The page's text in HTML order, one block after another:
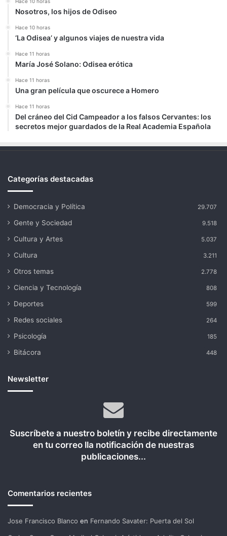
Nosotros, los hijos de Odiseo
Hace 10 horas
‘La Odisea’ y algunos viajes de nuestra vida
Hace 11 horas
María José Solano: Odisea erótica
Hace 11 horas
Una gran película que oscurece a Homero
Hace 11 horas
Del cráneo del Cid Campeador a los falsos Cervantes: los
secretos mejor guardados de la Real Academia Española
Categorías destacadas
Democracia y Política 29.707
Gente y Sociedad 9.518
Cultura y Artes 5.037
Cultura 3.211
Otros temas 2.778
Ciencia y Tecnología 808
Deportes 599
Redes sociales 264
Psicología 185
Bitácora 448
Newsletter
Suscríbete a nuestro boletín y recibe directamente
en tu correo lla notificación de nuestras
publicaciones...
Comentarios recientes
Jose Francisco Blanco en Fernando Savater: Puerta del Sol